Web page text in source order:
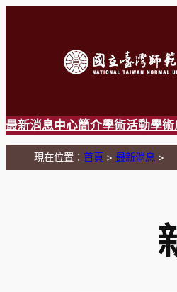
最新消息中心簡介學術活動學術
現在位置： 首頁 > 最新消息 >